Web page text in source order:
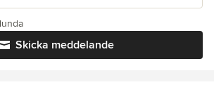
Skicka meddelande